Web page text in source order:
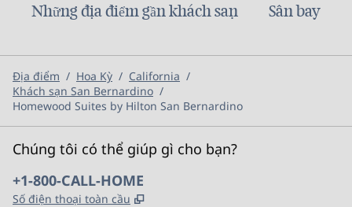
Những địa điểm gần khách sạn Sân bay
Địa điểm / Hoa Kỳ / California /
Khách sạn San Bernardino /
Homewood Suites by Hilton San Bernardino
Chúng tôi có thể giúp gì cho bạn?
Điện thoại:
+1-800-CALL-HOME
Số điện thoại toàn cầu ,